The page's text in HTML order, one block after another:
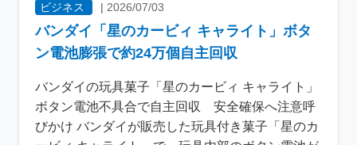
ビジネス |2026/07/03
バンダイ「星のカービィ キャライト」ボタ
ン電池膨張で約24万個自主回収
バンダイの玩具菓子「星のカービィ キャライト」
ボタン電池不具合で自主回収 安全確保へ注意呼
びかけ バンダイが販売した玩具付き菓子「星のカ